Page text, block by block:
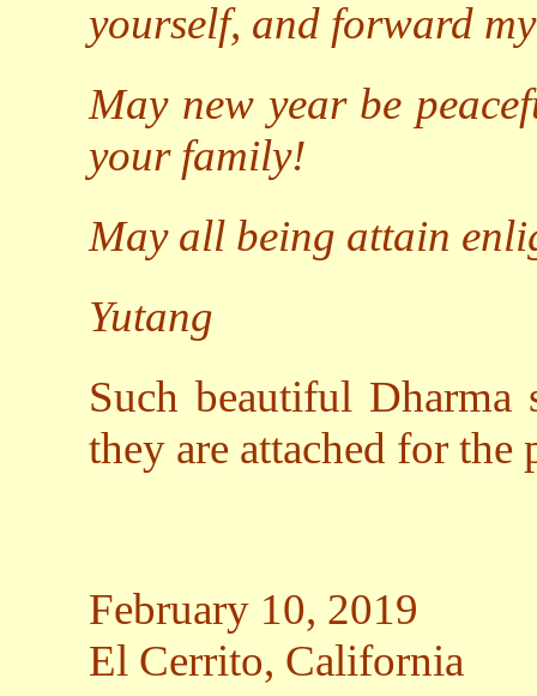
yourself, and forward
May new year be
your family!
May all being attain
Yutang
Such beautiful Dharma
they are attached for
February 10, 2019
El Cerrito, California